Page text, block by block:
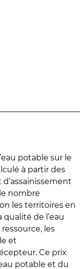
potable sur le
à partir des
nombre
les territoires en
de l’eau
les
et
Ce prix
potable et du